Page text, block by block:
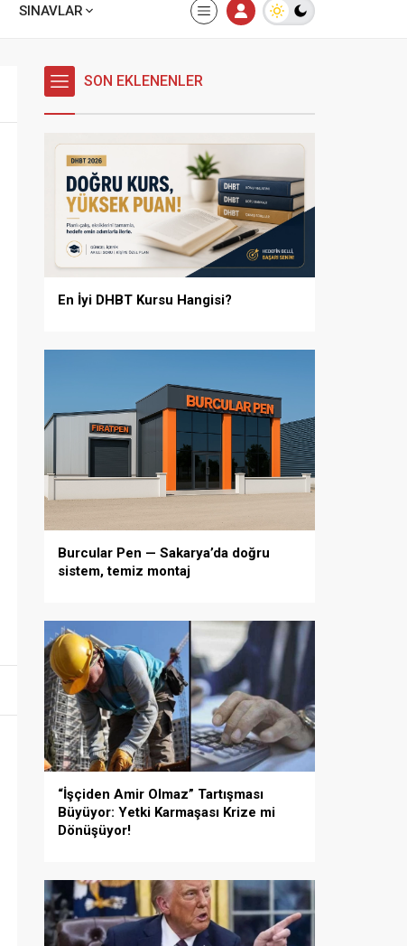
SINAVLAR
SON EKLENENLER
En İyi DHBT Kursu Hangisi?
Burcular Pen — Sakarya’da doğru
sistem, temiz montaj
“İşçiden Amir Olmaz” Tartışması
Büyüyor: Yetki Karmaşası Krize mi
Dönüşüyor!